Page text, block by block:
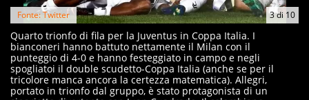
3di 10
Fonte: Twitter
Quarto trionfo di fila per la Juventus in Coppa Italia. I
bianconeri hanno battuto nettamente il Milan con il
punteggio di 4-0 e hanno festeggiato in campo e negli
spogliatoi il double scudetto-Coppa Italia (anche se per il
tricolore manca ancora la certezza matematica). Allegri,
portato in trionfo dal gruppo, è stato protagonista di un